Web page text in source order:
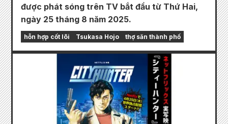
được phát sóng trên TV bắt đầu từ Thứ Hai,
ngày 25 tháng 8 năm 2025.
hỗn hợp cốt lõi Tsukasa Hojo thợ săn thành phố